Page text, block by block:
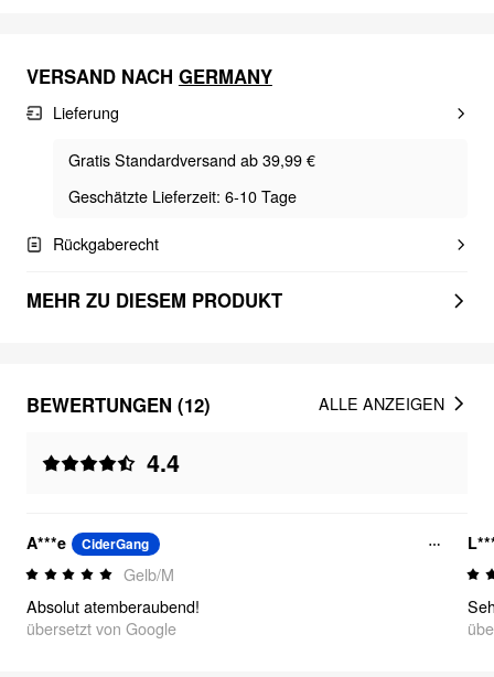
VERSAND NACH GERMANY
Lieferung
Gratis Standardversand ab 39,99 €
Geschätzte Lieferzeit: 6-10 Tage
Rückgaberecht
MEHR ZU DIESEM PRODUKT
BEWERTUNGEN (12)
4.4
ALLE ANZEIGEN
A***e CiderGang
Gelb/M
Absolut atemberaubend!
übersetzt von Google